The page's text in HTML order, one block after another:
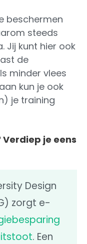
beschermen
steeds
Jij kunt hier ook
de
minder vlees
kun je ook
je training
je eens
Design
zorgt e-
. Een